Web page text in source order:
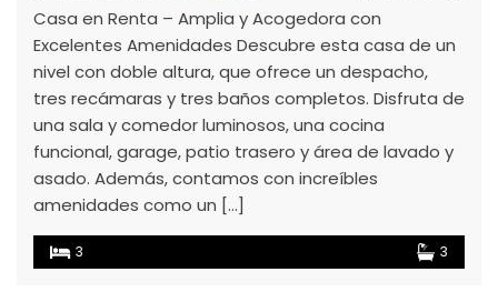
Casa en Renta – Amplia y Acogedora con
Excelentes Amenidades Descubre esta casa de un
nivel con doble altura, que ofrece un despacho,
tres recámaras y tres baños completos. Disfruta de
una sala y comedor luminosos, una cocina
funcional, garage, patio trasero y área de lavado y
asado. Además, contamos con increíbles
amenidades como un […]
3 3